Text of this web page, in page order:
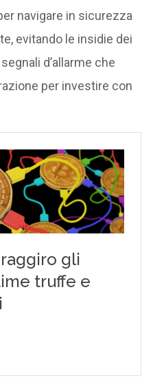
navigare in sicurezza
evitando le insidie dei
d’allarme che
per investire con